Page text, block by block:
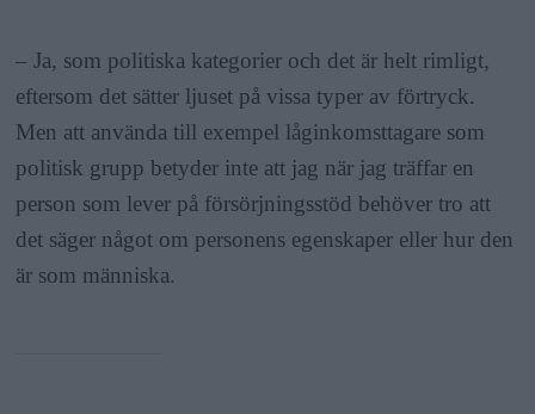
– Ja, som politiska kategorier och det är helt rimligt,
eftersom det sätter ljuset på vissa typer av förtryck.
Men att använda till exempel låginkomsttagare som
politisk grupp betyder inte att jag när jag träffar en
person som lever på försörjningsstöd behöver tro att
det säger något om personens egenskaper eller hur den
är som människa.